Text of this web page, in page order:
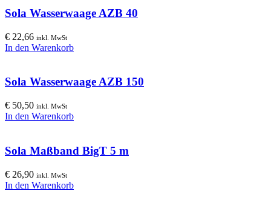
Sola Wasserwaage AZB 40
€ 22,66 inkl. MwSt
In den Warenkorb
Sola Wasserwaage AZB 150
€ 50,50 inkl. MwSt
In den Warenkorb
Sola Maßband BigT 5 m
€ 26,90 inkl. MwSt
In den Warenkorb